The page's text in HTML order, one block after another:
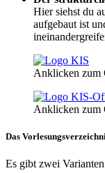
Hier siehst du
aufgebaut ist
Anklicken zum
Anklicken zum
Das
Es gibt zwei